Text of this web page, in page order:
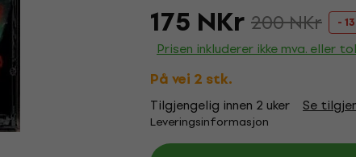
175 NKr 200 NKr -
Prisen inkluderer ikke mva. eller
På vei 2 stk.
Tilgjengelig innen 2 uker Se
Leveringsinformasjon